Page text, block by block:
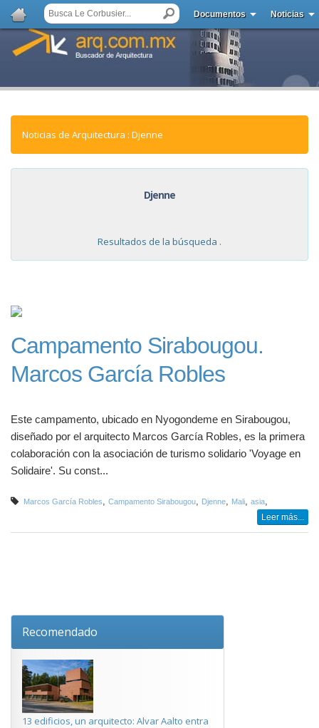
Documentos Noticias
Noticias de Arquitectura : Djenne
Djenne
Resultados de la búsqueda .
Campamento Sirabougou.
Marcos García Robles
Este campamento, ubicado en Nyogondeme en Sirabougou,
diseñado por el arquitecto Marcos García Robles, es la primera
colaboración con la asociación de turismo solidario 'Voyage en
Solidaire'. Su const...
Marcos García Robles, Campamento Sirabougou, Djenne, Mali, asia,
Leer más...
Recomendado
13 edificios, un arquitecto: Alvar Aalto entra